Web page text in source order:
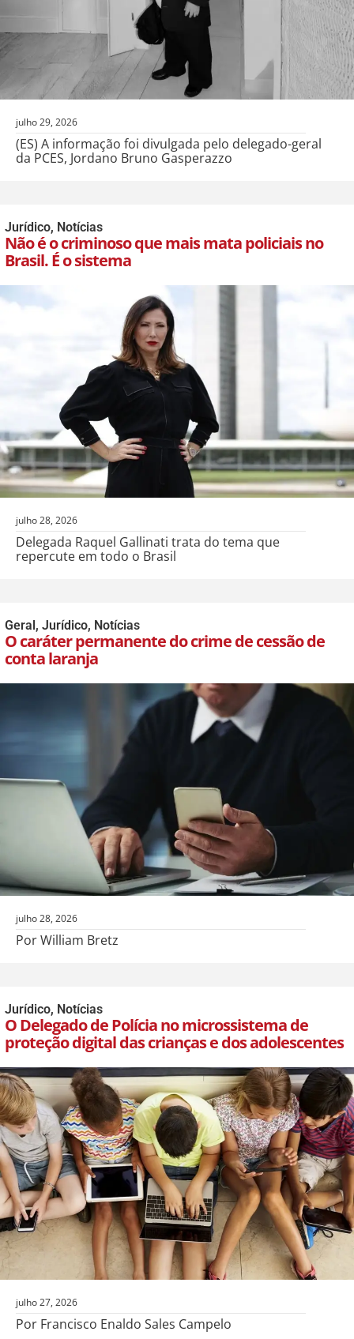
julho 29, 2026
(ES) A informação foi divulgada pelo delegado-geral
da PCES, Jordano Bruno Gasperazzo
Jurídico, Notícias
Não é o criminoso que mais mata policiais no
Brasil. É o sistema
julho 28, 2026
Delegada Raquel Gallinati trata do tema que
repercute em todo o Brasil
Geral, Jurídico, Notícias
O caráter permanente do crime de cessão de
conta laranja
julho 28, 2026
Por William Bretz
Jurídico, Notícias
O Delegado de Polícia no microssistema de
proteção digital das crianças e dos adolescentes
julho 27, 2026
Por Francisco Enaldo Sales Campelo